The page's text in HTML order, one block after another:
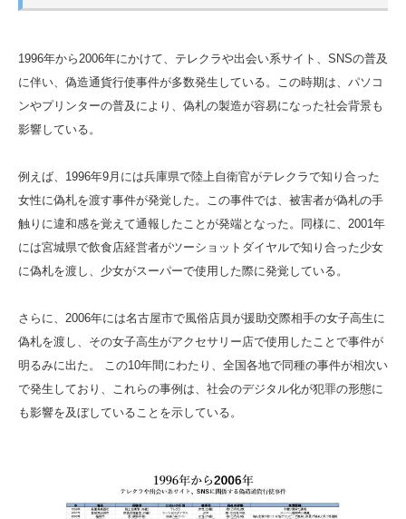
1996年から2006年にかけて、テレクラや出会い系サイト、SNSの普及
に伴い、偽造通貨行使事件が多数発生している。この時期は、パソコ
ンやプリンターの普及により、偽札の製造が容易になった社会背景も
影響している。
例えば、1996年9月には兵庫県で陸上自衛官がテレクラで知り合った
女性に偽札を渡す事件が発覚した。この事件では、被害者が偽札の手
触りに違和感を覚えて通報したことが発端となった。同様に、2001年
には宮城県で飲食店経営者がツーショットダイヤルで知り合った少女
に偽札を渡し、少女がスーパーで使用した際に発覚している。
さらに、2006年には名古屋市で風俗店員が援助交際相手の女子高生に
偽札を渡し、その女子高生がアクセサリー店で使用したことで事件が
明るみに出た。 この10年間にわたり、全国各地で同種の事件が相次い
で発生しており、これらの事例は、社会のデジタル化が犯罪の形態に
も影響を及ぼしていることを示している。